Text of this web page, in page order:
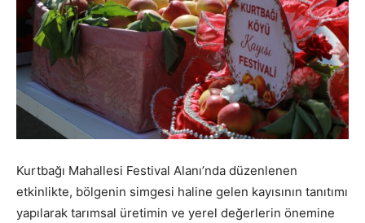
Kurtbağı Mahallesi Festival Alanı’nda düzenlenen
etkinlikte, bölgenin simgesi haline gelen kayısının tanıtımı
yapılarak tarımsal üretimin ve yerel değerlerin önemine